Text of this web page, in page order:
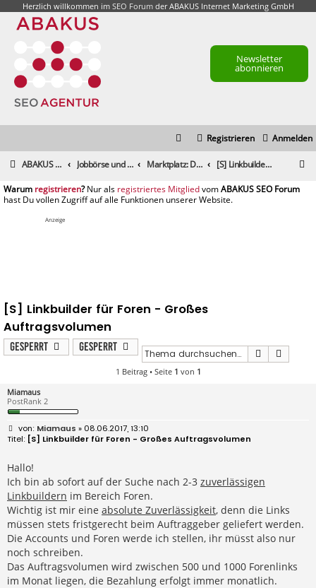
Herzlich willkommen im SEO Forumder ABAKUS Internet Marketing GmbH
Newsletter
abonnieren
Anmelden
Registrieren
ABAKUS Foren-Übersicht Jobbörse und Marktplatz Marktplatz: Dienstleistungen [S] Linkbuilder für Foren - Großes Auftragsvolumen
registrieren registriertes Mitglied
Anzeige
[S] Linkbuilder für Foren - Großes
Auftragsvolumen
Gesperrt Gesperrt Suche
1 Beitrag • Seite 1 von 1
Miamaus
PostRank 2
B
e
i
r
a
g
Miamaus » 08.06.2017, 13:10
[S] Linkbuilder für Foren - Großes Auftragsvolumen
Hallo!
Ich bin ab sofort auf der Suche nach 2-3 zuverlässigen
Linkbuildern im Bereich Foren.
Wichtig ist mir eine absolute Zuverlässigkeit, denn die Links
müssen stets fristgerecht beim Auftraggeber geliefert werden.
Die Accounts und Foren werde ich stellen, ihr müsst also nur
noch schreiben.
Das Auftragsvolumen wird zwischen 500 und 1000 Forenlinks
im Monat liegen, die Bezahlung erfolgt immer monatlich.